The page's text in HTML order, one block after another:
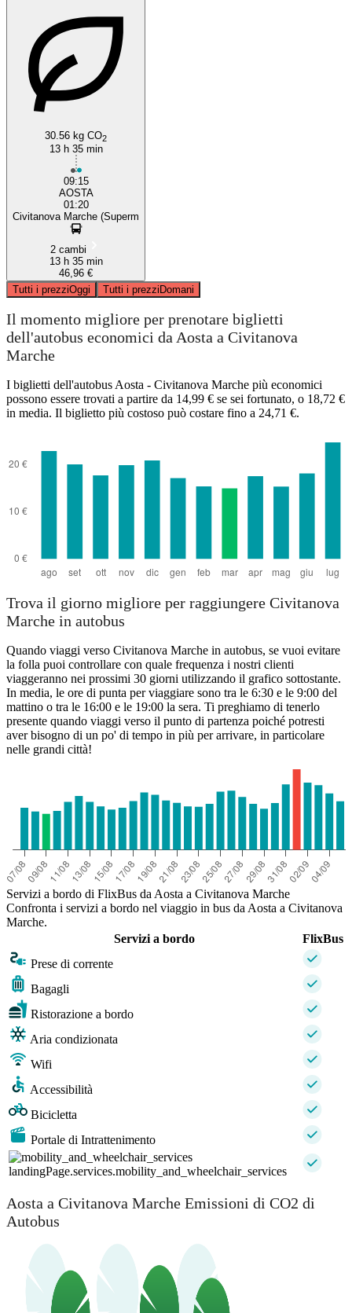
30.56 kg CO2
13 h 35 min
09:15
AOSTA
01:20
Civitanova Marche (Superm
2 cambi
13 h 35 min
46,96 €
Tutti i prezziOggi Tutti i prezziDomani
Il momento migliore per prenotare biglietti
dell'autobus economici da Aosta a Civitanova
Marche
I biglietti dell'autobus Aosta - Civitanova Marche più economici
possono essere trovati a partire da 14,99 € se sei fortunato, o 18,72 €
in media. Il biglietto più costoso può costare fino a 24,71 €.
Trova il giorno migliore per raggiungere Civitanova
Marche in autobus
Quando viaggi verso Civitanova Marche in autobus, se vuoi evitare
la folla puoi controllare con quale frequenza i nostri clienti
viaggeranno nei prossimi 30 giorni utilizzando il grafico sottostante.
In media, le ore di punta per viaggiare sono tra le 6:30 e le 9:00 del
mattino o tra le 16:00 e le 19:00 la sera. Ti preghiamo di tenerlo
presente quando viaggi verso il punto di partenza poiché potresti
aver bisogno di un po' di tempo in più per arrivare, in particolare
nelle grandi città!
Servizi a bordo di FlixBus da Aosta a Civitanova Marche
Confronta i servizi a bordo nel viaggio in bus da Aosta a Civitanova
Marche.
Servizi a bordo
FlixBus
Prese di corrente
Bagagli
Ristorazione a bordo
Aria condizionata
Wifi
Accessibilità
Bicicletta
Portale di Intrattenimento
landingPage.services.mobility_and_wheelchair_services
Aosta a Civitanova Marche Emissioni di CO2 di
Autobus